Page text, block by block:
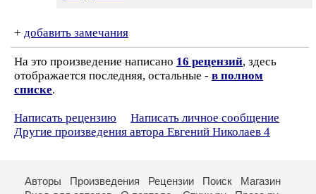
+ добавить замечания
На это произведение написано 16 рецензий, здесь
отображается последняя, остальные - в полном
списке.
Написать рецензию
Написать личное сообщение
Другие произведения автора Евгений Николаев 4
Авторы Произведения Рецензии Поиск
Магазин